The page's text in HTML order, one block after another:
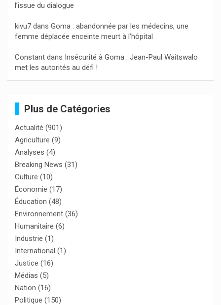
l’issue du dialogue
kivu7 dans Goma : abandonnée par les médecins, une
femme déplacée enceinte meurt à l’hôpital
Constant dans Insécurité à Goma : Jean-Paul Waitswalo
met les autorités au défi !
Plus de Catégories
Actualité (901)
Agriculture (9)
Analyses (4)
Breaking News (31)
Culture (10)
Économie (17)
Éducation (48)
Environnement (36)
Humanitaire (6)
Industrie (1)
International (1)
Justice (16)
Médias (5)
Nation (16)
Politique (150)